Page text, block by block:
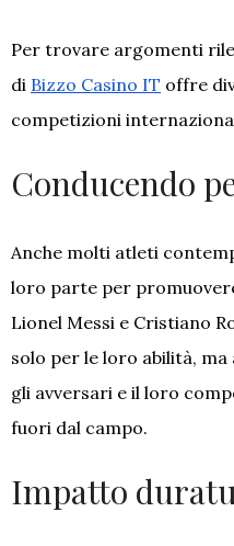
Per trovare argomenti
di Bizzo Casino IT offre
competizioni
Conducendo
Anche molti atleti
loro parte per
Lionel Messi e Cristiano
solo per le loro abilità,
gli avversari e il loro
fuori dal campo.
Impatto